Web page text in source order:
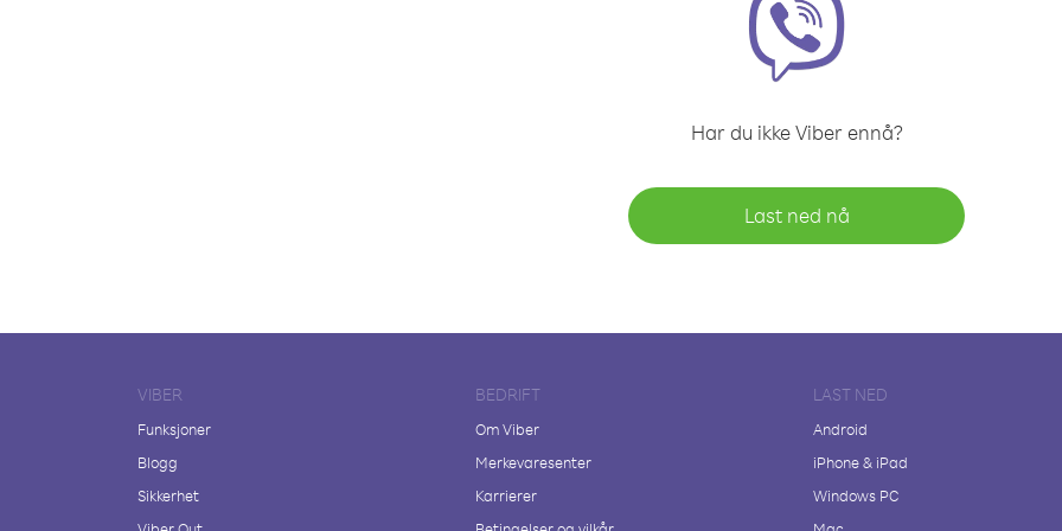
Har du ikke Viber ennå?
Last ned nå
VIBER
Funksjoner
Blogg
Sikkerhet
BEDRIFT
Om Viber
Merkevaresenter
Karrierer
LAST NED
Android
iPhone & iPad
Windows PC